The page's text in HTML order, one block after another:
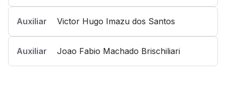
Auxiliar Victor Hugo Imazu dos Santos
Auxiliar Joao Fabio Machado Brischiliari